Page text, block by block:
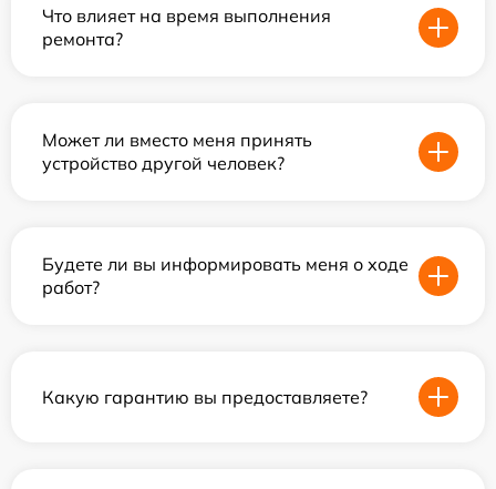
Что влияет на время выполнения
ремонта?
Может ли вместо меня принять
устройство другой человек?
Будете ли вы информировать меня о ходе
работ?
Какую гарантию вы предоставляете?